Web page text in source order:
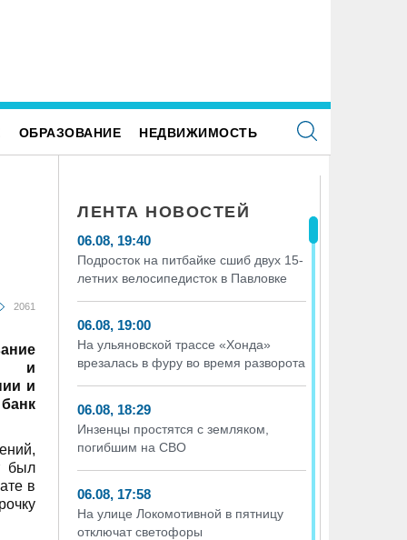
ОБРАЗОВАНИЕ НЕДВИЖИМОСТЬ
2061
и
и
был
в
ЛЕНТА НОВОСТЕЙ
06.08, 19:40
Подросток на питбайке сшиб двух 15-
летних велосипедисток в Павловке
06.08, 19:00
На ульяновской трассе «Хонда»
врезалась в фуру во время разворота
06.08, 18:29
Инзенцы простятся с земляком,
погибшим на СВО
06.08, 17:58
На улице Локомотивной в пятницу
отключат светофоры